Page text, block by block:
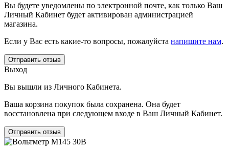
Вы будете уведомлены по электронной почте, как только Ваш
Личный Кабинет будет активирован администрацией
магазина.
Если у Вас есть какие-то вопросы, пожалуйста напишите нам.
Отправить отзыв
Выход
Вы вышли из Личного Кабинета.
Ваша корзина покупок была сохранена. Она будет
восстановлена при следующем входе в Ваш Личный Кабинет.
Отправить отзыв